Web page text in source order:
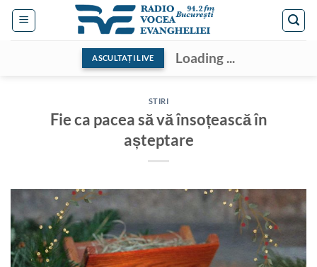
Skip
ASCULTAȚI LIVE Loading ...
STIRI
Fie ca pacea să vă însoțească în
așteptare